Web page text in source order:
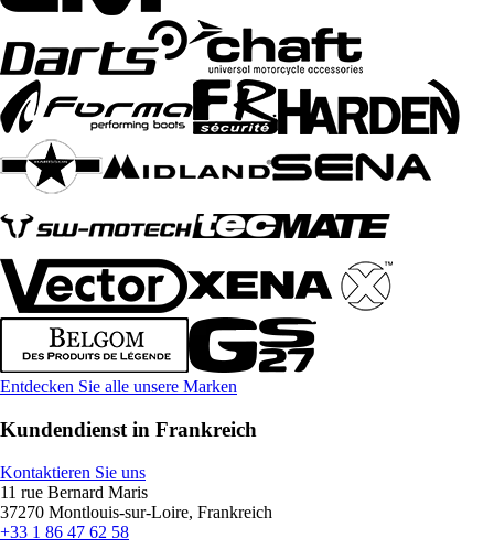
Entdecken Sie alle unsere Marken
Kundendienst in Frankreich
Kontaktieren Sie uns
11 rue Bernard Maris
37270 Montlouis-sur-Loire, Frankreich
+33 1 86 47 62 58